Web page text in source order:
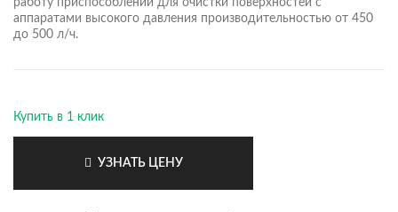
работу приспособлений для очистки поверхностей с
аппаратами высокого давления производительностью от 450
до 500 л/ч.
Купить в 1 клик
УЗНАТЬ ЦЕНУ